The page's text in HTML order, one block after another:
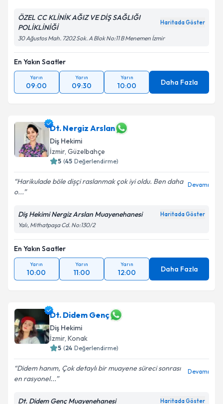
ÖZEL CC KLİNİK AĞIZ VE DİŞ SAĞLIĞI
POLİKLİNİĞİ
Haritada Göster
30 Ağustos Mah. 7202 Sok. A Blok No:11 B Menemen İzmir
En Yakın Saatler
Yarın
09:00
Yarın
09:30
Yarın
10:00 Daha Fazla
Dt. Nergiz Arslan
Diş Hekimi
İzmir, Güzelbahçe
5 (45 Değerlendirme)
Harikulade böle dișçi raslanmak çok iyi oldu. Ben daha
o...
Devamı
Diş Hekimi Nergiz Arslan Muayenehanesi Haritada Göster
Yalı, Mithatpaşa Cd. No:130/2
En Yakın Saatler
Yarın
10:00
Yarın
11:00
Yarın
12:00 Daha Fazla
Dt. Didem Genç
Diş Hekimi
İzmir, Konak
5 (24 Değerlendirme)
Didem hanım, Çok detaylı bir muayene süreci sonrası
en rasyonel...
Devamı
Dt. Didem Genç Muayenehanesi Haritada Göster